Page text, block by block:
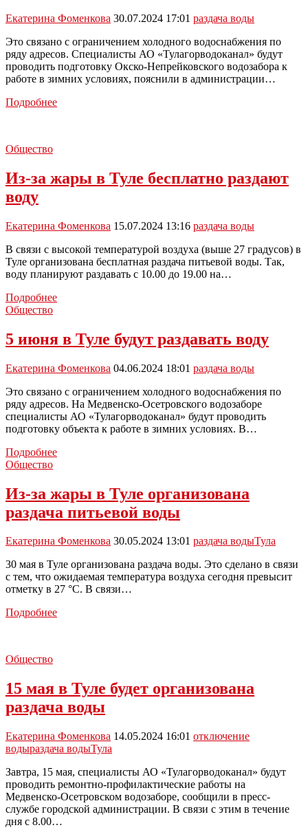
воду
Екатерина Фоменкова 30.07.2024 17:01 раздача воды
Это связано с ограничением холодного водоснабжения по
ряду адресов. Специалисты АО «Тулагорводоканал» будут
проводить подготовку Окско-Непрейковского водозабора к
работе в зимних условиях, пояснили в администрации…
Подробнее31
раздача
воды
Общество
Из-за жары в Туле бесплатно раздают
воду
Екатерина Фоменкова 15.07.2024 13:16 раздача воды
В связи с высокой температурой воздуха (выше 27 градусов) в
Туле организована бесплатная раздача питьевой воды. Так,
воду планируют раздавать с 10.00 до 19.00 на…
ПодробнееИз-
Туле
раздают
Общество
5 июня в Туле будут раздавать воду
Екатерина Фоменкова 04.06.2024 18:01 раздача воды
Это связано с ограничением холодного водоснабжения по
ряду адресов. На Медвенско-Осетровского водозаборе
специалисты АО «Тулагорводоканал» будут проводить
подготовку объекта к работе в зимних условиях. В…
Подробнее5
будут
раздавать
Общество
Из-за жары в Туле организована
раздача питьевой воды
Екатерина Фоменкова 30.05.2024 13:01 раздача водыТула
30 мая в Туле организована раздача воды. Это сделано в связи
с тем, что ожидаемая температура воздуха сегодня превысит
отметку в 27 °С. В связи…
ПодробнееИз-
раздача
питьевой
воды
Общество
15 мая в Туле будет организована
раздача воды
Екатерина Фоменкова 14.05.2024 16:01 отключение
водыраздача водыТула
Завтра, 15 мая, специалисты АО «Тулагорводоканал» будут
проводить ремонтно-профилактические работы на
Медвенско-Осетровском водозаборе, сообщили в пресс-
службе городской администрации. В связи с этим в течение
дня с 8.00…